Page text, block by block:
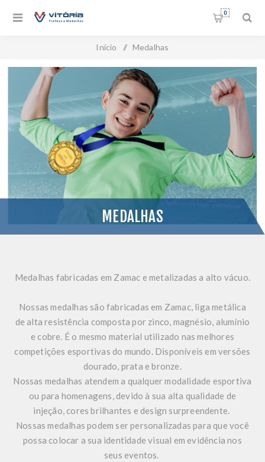
0
Início / Medalhas
MEDALHAS
Medalhas fabricadas em Zamac e metalizadas a alto vácuo.
Nossas medalhas são fabricadas em Zamac, liga metálica
de alta resistência composta por zinco, magnésio, alumínio
e cobre. É o mesmo material utilizado nas melhores
competições esportivas do mundo. Disponíveis em versões
dourado, prata e bronze.
Nossas medalhas atendem a qualquer modalidade esportiva
ou para homenagens, devido à sua alta qualidade de
injeção, cores brilhantes e design surpreendente.
Nossas medalhas podem ser personalizadas para que você
possa colocar a sua identidade visual em evidência nos
seus eventos.